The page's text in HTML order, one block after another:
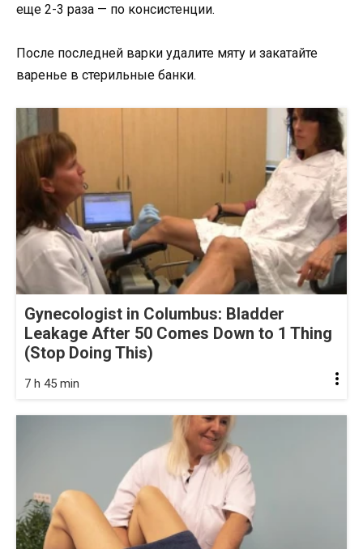
еще 2-3 раза — по консистенции.
После последней варки удалите мяту и закатайте
варенье в стерильные банки.
Gynecologist in Columbus: Bladder
Leakage After 50 Comes Down to 1 Thing
(Stop Doing This)
7 h 45 min